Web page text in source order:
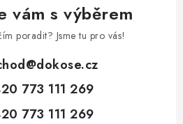
vám s výběrem
poradit? Jsme tu pro vás!
@dokose.cz
773 111 269
773 111 269